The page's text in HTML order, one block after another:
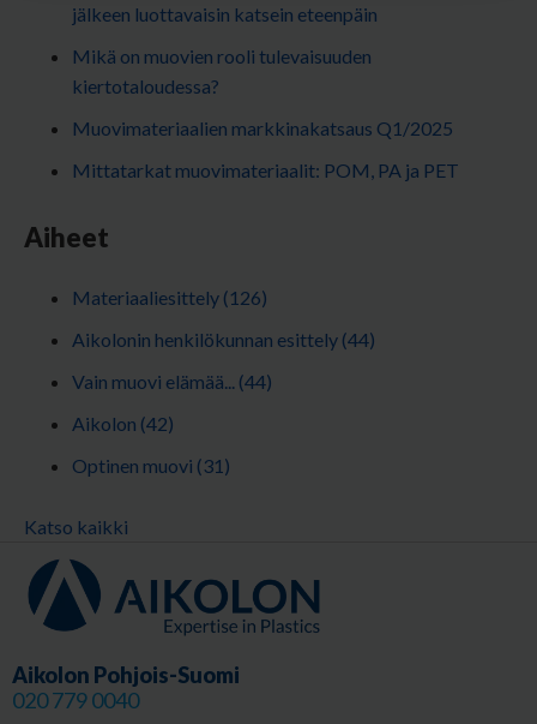
jälkeen luottavaisin katsein eteenpäin
Mikä on muovien rooli tulevaisuuden
kiertotaloudessa?
Muovimateriaalien markkinakatsaus Q1/2025
Mittatarkat muovimateriaalit: POM, PA ja PET
Aiheet
Materiaaliesittely (126)
Aikolonin henkilökunnan esittely (44)
Vain muovi elämää... (44)
Aikolon (42)
Optinen muovi (31)
Katso kaikki
Aikolon Pohjois-Suomi
020 779 0040